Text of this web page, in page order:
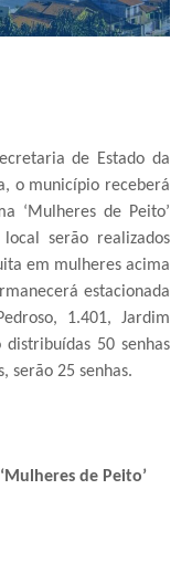
de Estado da
o município receberá
‘Mulheres de Peito’
serão realizados
em mulheres acima
estacionada
1.401, Jardim
50 senhas
serão 25 senhas.
de Peito’